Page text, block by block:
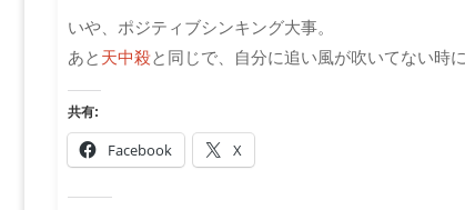
いや、ポジティブシンキング大事。
あと 天中殺と同じで、自分に追い風が吹いてない時
共有:
Facebook X